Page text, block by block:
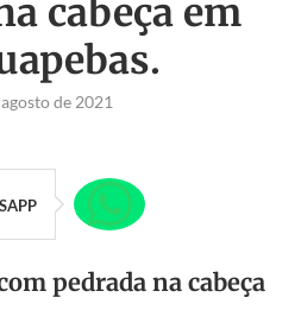
cabeça em
de 2021
pedrada na cabeça